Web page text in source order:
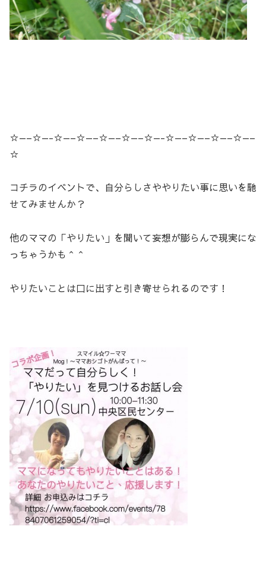
☆—–☆—-☆—–☆—–☆—–☆—–☆—-☆—–☆—–☆—–☆—–
☆
コチラのイベントで、自分らしさややりたい事に思いを馳
せてみませんか？
他のママの「やりたい」を聞いて妄想が膨らんで現実にな
っちゃうかも＾＾
やりたいことは口に出すと引き寄せられるのです！